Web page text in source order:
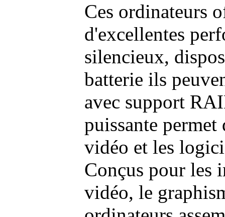
Ces ordinateurs
d'excellentes
silencieux,
batterie ils
avec support
puissante permet
vidéo et les
Conçus pour les
vidéo, le